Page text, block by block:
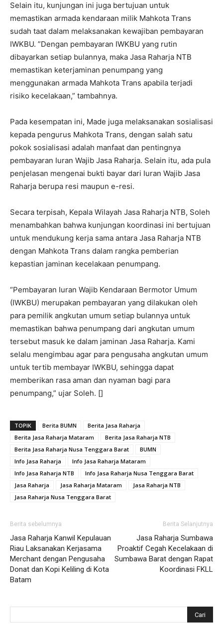
Selain itu, kunjungan ini juga bertujuan untuk
memastikan armada kendaraan milik Mahkota Trans
sudah taat dalam melaksanakan kewajiban pembayaran
IWKBU. ”Dengan pembayaran IWKBU yang rutin
dibayarkan setiap bulannya, maka Jasa Raharja NTB
memastikan keterjaminan penumpang yang
menggunakan armada Mahkota Trans apabila terjadi
risiko kecelakaan,” tambahnya.
Pada kesempatan ini, Made juga melaksanakan sosialisasi
kepada pengurus Mahkota Trans, dengan salah satu
pokok sosialisasi adalah manfaat dan pentingnya
pembayaran Iuran Wajib Jasa Raharja. Selain itu, ada pula
penjelasan mengenai bukti bayar dari Iuran Wajib Jasa
Raharja berupa resi maupun e-resi.
Secara terpisah, Kepala Wilayah Jasa Raharja NTB, Soleh
menambahkan bahwa kunjungan koordinasi ini bertujuan
untuk mendukung kerja sama antara Jasa Raharja NTB
dengan Mahkota Trans dalam rangka pemberian
kepastian jaminan kecelakaan penumpang.
“Pembayaran Iuran Wajib Kendaraan Bermotor Umum
(IWKBU) merupakan pembayaran yang dilakukan oleh
para pemilik angkutan umum setiap bulannya untuk
memastikan bahwa penumpang dari angkutan umum
tersebut masuk ke dalam jaminan Jasa Raharja. Kami
selalu mengimbau agar para pengusaha angkutan umum
untuk tertib membayar IWKBU, sehingga dapat
memberikan rasa aman dan nyaman bagi para
penumpang,” ujar Soleh. []
TOPIK Berita BUMN
Berita Jasa Raharja
Berita Jasa Raharja Mataram
Berita Jasa Raharja NTB
Berita Jasa Raharja Nusa Tenggara Barat
BUMN
Info Jasa Raharja
Info Jasa Raharja Mataram
Info Jasa Raharja NTB
Info Jasa Raharja Nusa Tenggara Barat
Jasa Raharja
Jasa Raharja Mataram
Jasa Raharja NTB
Jasa Raharja Nusa Tenggara Barat
Berita sebelumnya
Jasa Raharja Kanwil Kepulauan
Riau Laksanakan Kerjasama
Merchant dengan Pengusaha
Donat dan Kopi Keliling di Kota
Batam
Berita Selanjutnya
Jasa Raharja Sumbawa
Proaktif Cegah Kecelakaan di
Sumbawa Barat dengan Rapat
Koordinasi FKLL